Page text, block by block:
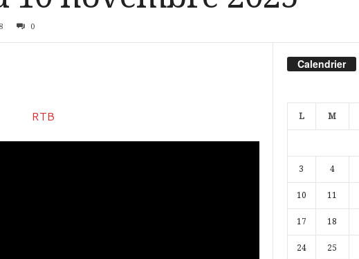
0
Calendrier
L M
3 4
10 11
17 18
24 25